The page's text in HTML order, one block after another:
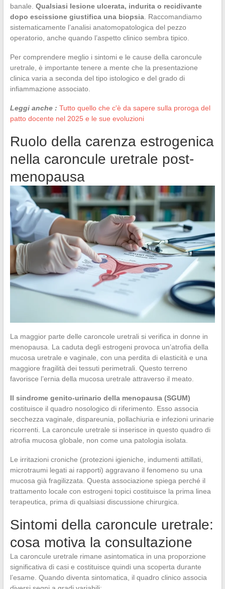
banale. Qualsiasi lesione ulcerata, indurita o recidivante
dopo escissione giustifica una biopsia. Raccomandiamo
sistematicamente l’analisi anatomopatologica del pezzo
operatorio, anche quando l’aspetto clinico sembra tipico.
Per comprendere meglio i sintomi e le cause della caroncule
uretrale, è importante tenere a mente che la presentazione
clinica varia a seconda del tipo istologico e del grado di
infiammazione associato.
Leggi anche : Tutto quello che c'è da sapere sulla proroga del
patto docente nel 2025 e le sue evoluzioni
Ruolo della carenza estrogenica
nella caroncule uretrale post-
menopausa
La maggior parte delle caroncole uretrali si verifica in donne in
menopausa. La caduta degli estrogeni provoca un’atrofia della
mucosa uretrale e vaginale, con una perdita di elasticità e una
maggiore fragilità dei tessuti perimetrali. Questo terreno
favorisce l’ernia della mucosa uretrale attraverso il meato.
Il sindrome genito-urinario della menopausa (SGUM)
costituisce il quadro nosologico di riferimento. Esso associa
secchezza vaginale, dispareunia, pollachiuria e infezioni urinarie
ricorrenti. La caroncule uretrale si inserisce in questo quadro di
atrofia mucosa globale, non come una patologia isolata.
Le irritazioni croniche (protezioni igieniche, indumenti attillati,
microtraumi legati ai rapporti) aggravano il fenomeno su una
mucosa già fragilizzata. Questa associazione spiega perché il
trattamento locale con estrogeni topici costituisce la prima linea
terapeutica, prima di qualsiasi discussione chirurgica.
Sintomi della caroncule uretrale:
cosa motiva la consultazione
La caroncule uretrale rimane asintomatica in una proporzione
significativa di casi e costituisce quindi una scoperta durante
l’esame. Quando diventa sintomatica, il quadro clinico associa